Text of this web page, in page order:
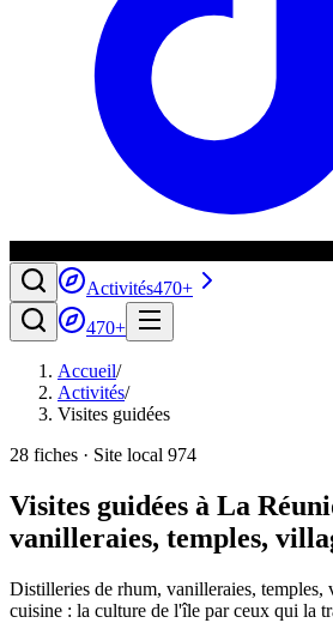
Activités470+
470+
Accueil/
Activités/
Visites guidées
28 fiches · Site local 974
Visites guidées à La
vanilleraies, temples,
Distilleries de rhum, vanilleraies, temples,
cuisine : la culture de l'île par ceux qui la